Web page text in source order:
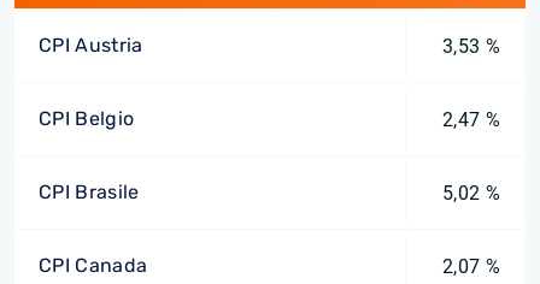
CPI Austria 3,53 %
CPI Belgio 2,47 %
CPI Brasile 5,02 %
CPI Canada 2,07 %